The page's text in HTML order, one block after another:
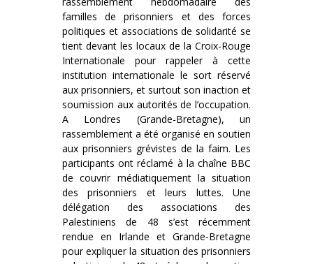
familles de prisonniers et des forces
politiques et associations de solidarité se
tient devant les locaux de la Croix-Rouge
Internationale pour rappeler à cette
institution internationale le sort réservé
aux prisonniers, et surtout son inaction et
soumission aux autorités de l’occupation.
A Londres (Grande-Bretagne), un
rassemblement a été organisé en soutien
aux prisonniers grévistes de la faim. Les
participants ont réclamé à la chaîne BBC
de couvrir médiatiquement la situation
des prisonniers et leurs luttes. Une
délégation des associations des
Palestiniens de 48 s’est récemment
rendue en Irlande et Grande-Bretagne
pour expliquer la situation des prisonniers